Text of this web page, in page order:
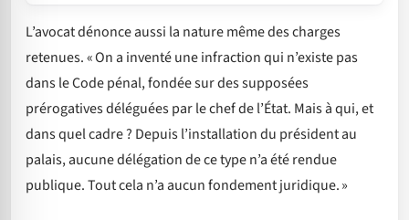
L’avocat dénonce aussi la nature même des charges
retenues. « On a inventé une infraction qui n’existe pas
dans le Code pénal, fondée sur des supposées
prérogatives déléguées par le chef de l’État. Mais à qui, et
dans quel cadre ? Depuis l’installation du président au
palais, aucune délégation de ce type n’a été rendue
publique. Tout cela n’a aucun fondement juridique. »